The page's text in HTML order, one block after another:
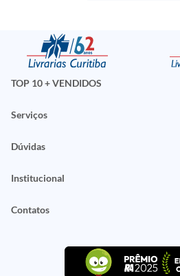
TOP 10 + VENDIDOS
Serviços
Dúvidas
Institucional
Contatos